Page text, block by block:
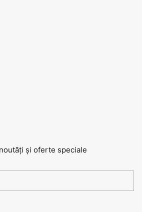
și oferte speciale